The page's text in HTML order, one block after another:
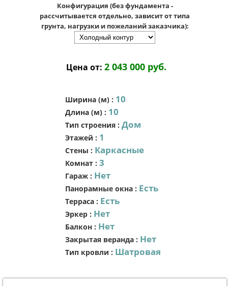
Конфигурация (без фундамента -
рассчитывается отдельно, зависит от типа
грунта, нагрузки и пожеланий заказчика):
Цена от: 2 043 000 руб.
Ширина (м) : 10
Длина (м) : 10
Тип строения : Дом
Этажей : 1
Стены : Каркасные
Комнат : 3
Гараж : Нет
Панорамные окна : Есть
Терраса : Есть
Эркер : Нет
Балкон : Нет
Закрытая веранда : Нет
Тип кровли : Шатровая